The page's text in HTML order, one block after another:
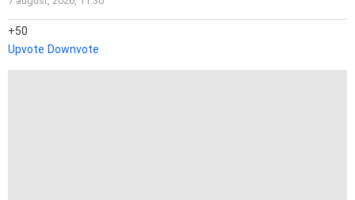
50
Upvote Downvote